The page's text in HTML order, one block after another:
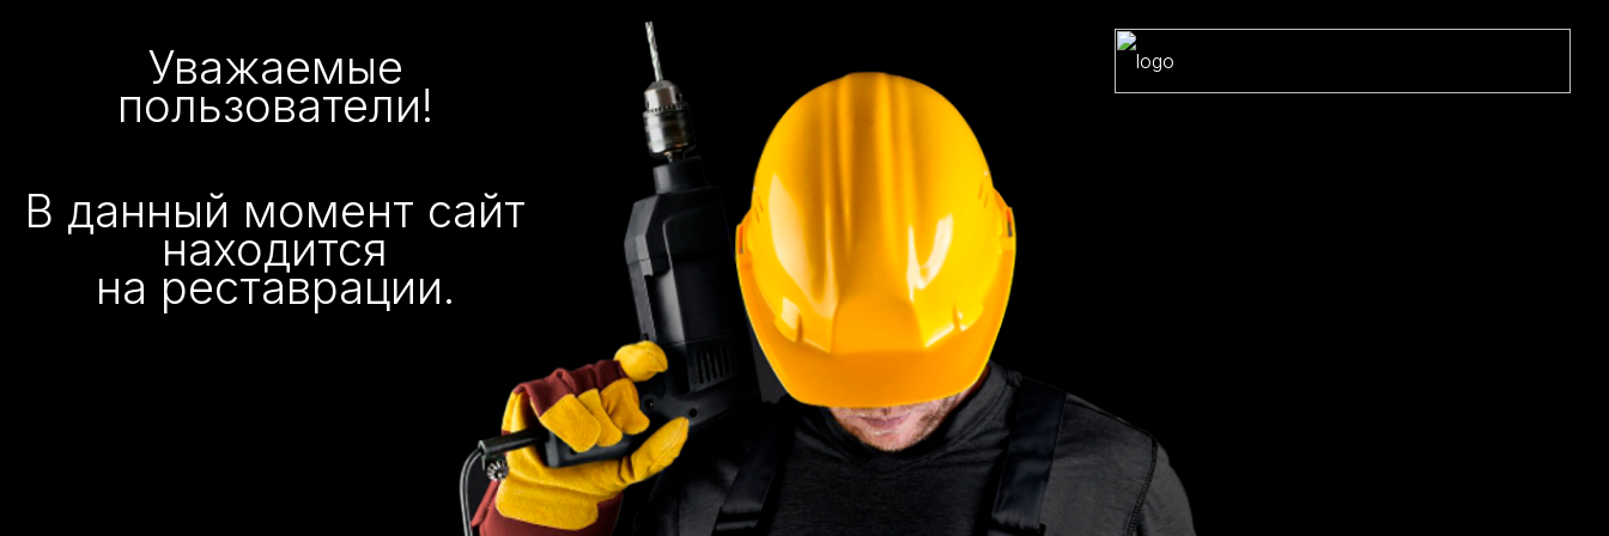
Уважаемые
пользователи!
В данный момент сайт
находится
на реставрации.